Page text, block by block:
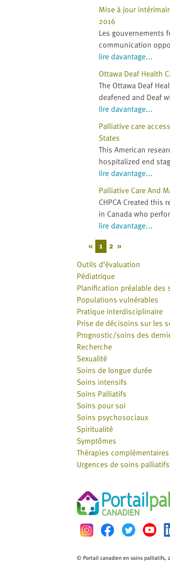
Mise à jour
2016
Les gouvernements
communication
lire davantage...
Ottawa Deaf Health
The Ottawa Deaf
deafened and Deaf
lire davantage...
Palliative care
States
This American
hospitalized end
lire davantage...
Palliative Care And
CHPCA Created
in Canada who
lire davantage...
« 1 2 »
Outils d’évaluation
Pédiatrique
Planification préalable
Populations vulnérables
Pratique interdisciplinaire
Prise de décisoins sur les
Prognostic/soins des
Recherche
Sexualité
Soins de longue durée
Soins intensifs
Soins Palliatifs
Soins pour soi
Soins psychosociaux
Spiritualité
Symptômes
Thérapies complémentaires
Urgences de soins palliatifs
© Portail canadien en soins palliatifs,